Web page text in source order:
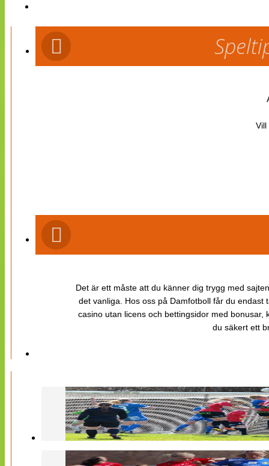
Vill
Det är ett måste att du känner dig trygg med
det vanliga. Hos oss på Damfotboll får du
casino utan licens och bettingsidor med
du säkert ett